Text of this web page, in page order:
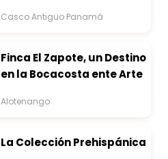
Casco Antiguo Panamá
Finca El Zapote, un Destino
en la Bocacosta ente Arte
Alotenango
La Colección Prehispánica